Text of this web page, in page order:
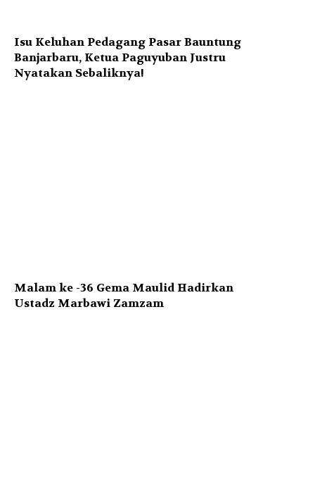
Isu Keluhan Pedagang Pasar Bauntung
Banjarbaru, Ketua Paguyuban Justru
Nyatakan Sebaliknya!
Malam ke -36 Gema Maulid Hadirkan
Ustadz Marbawi Zamzam